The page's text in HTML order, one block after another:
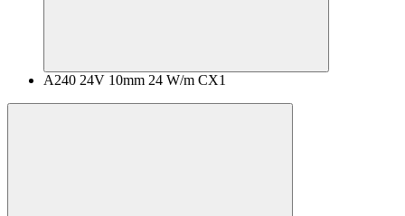
A240 24V 10mm 24 W/m CX1